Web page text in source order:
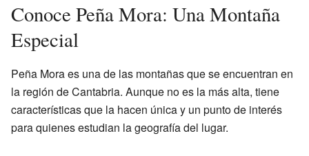
Conoce Peña Mora: Una Montaña
Especial
Peña Mora es una de las montañas que se encuentran en
la región de Cantabria. Aunque no es la más alta, tiene
características que la hacen única y un punto de interés
para quienes estudian la geografía del lugar.